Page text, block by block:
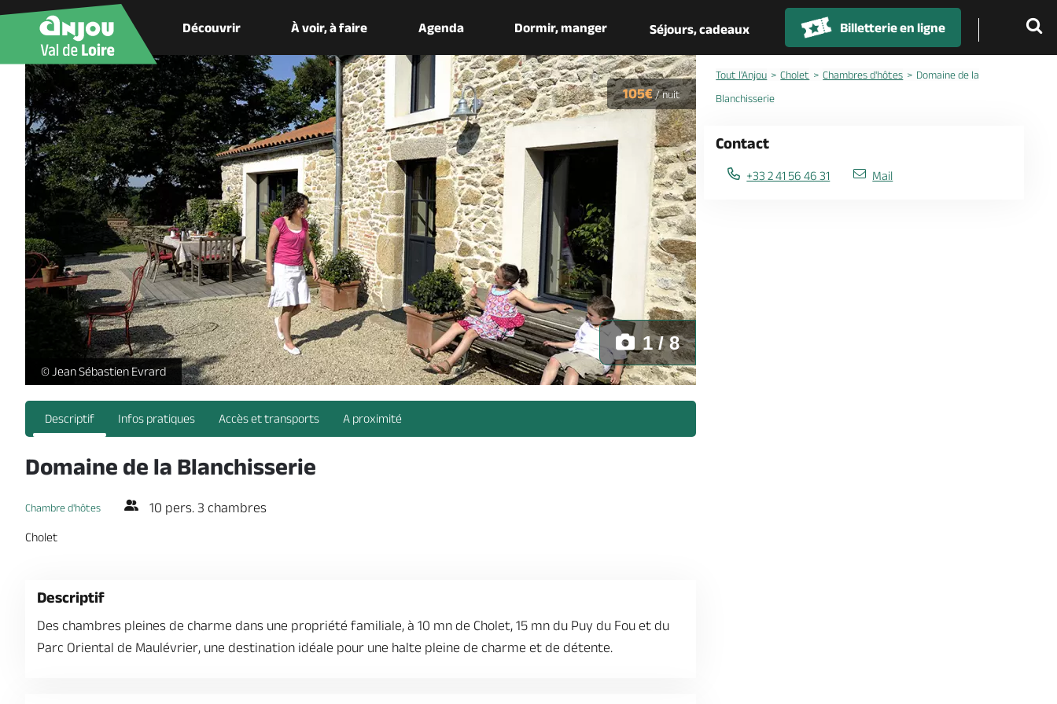
Découvrir À voir, à faire Agenda Dormir, manger Séjours, cadeaux Billetterie en ligne
Chambre d'Hôtes Domaine de la Blanchisserie Puy Saint Bonnet_1 -
© Jean Sébastien Evrard
1 / 8
105€/nuit
Descriptif Infos pratiques Accès et transports A proximité
Domaine de la Blanchisserie
Chambre d'hôtes 10 pers. 3 chambres
Cholet
Descriptif
Des chambres pleines de charme dans une propriété familiale, à 10 mn de Cholet, 15 mn du Puy du Fou et du
Parc Oriental de Maulévrier, une destination idéale pour une halte pleine de charme et de détente.
Tout l'Anjou Cholet Chambres d'hôtes
Domaine de la
Blanchisserie
Contact
+33 2 41 56 46 31 Mail